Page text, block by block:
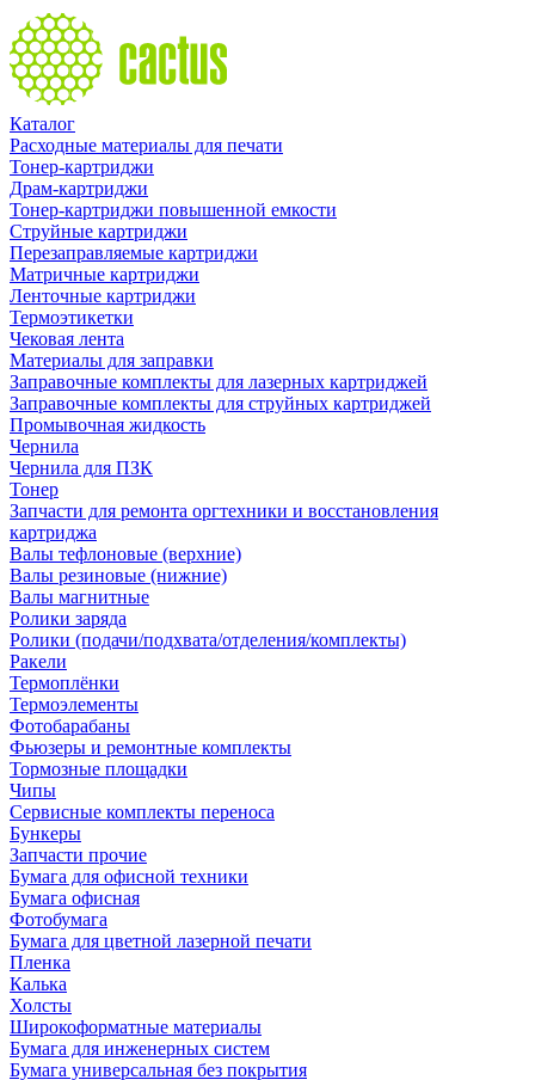
Каталог
Расходные материалы для печати
Тонер-картриджи
Драм-картриджи
Тонер-картриджи повышенной емкости
Струйные картриджи
Перезаправляемые картриджи
Матричные картриджи
Ленточные картриджи
Термоэтикетки
Чековая лента
Материалы для заправки
Заправочные комплекты для лазерных картриджей
Заправочные комплекты для струйных картриджей
Промывочная жидкость
Чернила
Чернила для ПЗК
Тонер
Запчасти для ремонта оргтехники и восстановления
картриджа
Валы тефлоновые (верхние)
Валы резиновые (нижние)
Валы магнитные
Ролики заряда
Ролики (подачи/подхвата/отделения/комплекты)
Ракели
Термоплёнки
Термоэлементы
Фотобарабаны
Фьюзеры и ремонтные комплекты
Тормозные площадки
Чипы
Сервисные комплекты переноса
Бункеры
Запчасти прочие
Бумага для офисной техники
Бумага офисная
Фотобумага
Бумага для цветной лазерной печати
Пленка
Калька
Холсты
Широкоформатные материалы
Бумага для инженерных систем
Бумага универсальная без покрытия